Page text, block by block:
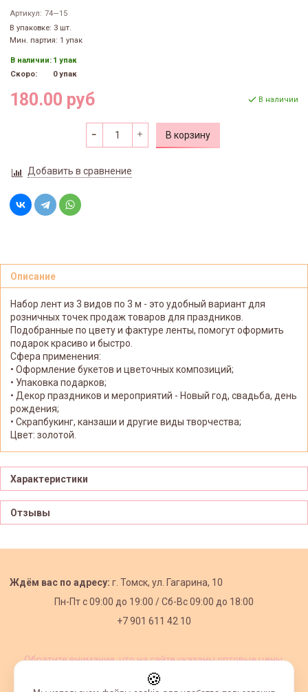
Артикул: 74—15
В упаковке: 3 шт.
Мин. партия: 1 упак
В наличии: 1 упак
Скоро:
0 упак
180.00 руб В наличии
В корзину
Добавить в сравнение
Описание
Набор лент из 3 видов по 3 м - это удобный вариант для
розничных точек продаж товаров для праздников.
Подобранные по цвету и фактуре ленты, помогут оформить
подарок красиво и быстро.
Сфера применения:
• Оформление букетов и цветочных композиций;
• Упаковка подарков;
• Декор праздников и мероприятий - Новый год, свадьба, день
рождения;
• Скрапбукинг, канзаши и другие виды творчества;
Цвет: золотой.
Характеристики
Отзывы
Ждём вас по адресу: г. Томск, ул. Гагарина, 10
Пн-Пт с09:00 до 19:00 /Сб-Вс 09:00 до 18:00
+7 901 611 42 10
Обратите внимание, что на сайте указаны оптовые цены,
🍪